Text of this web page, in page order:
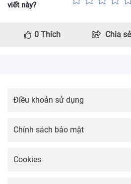
viết này?
0 Thích Chia sẻ
Điều khoản sử dụng
Chính sách bảo mật
Cookies